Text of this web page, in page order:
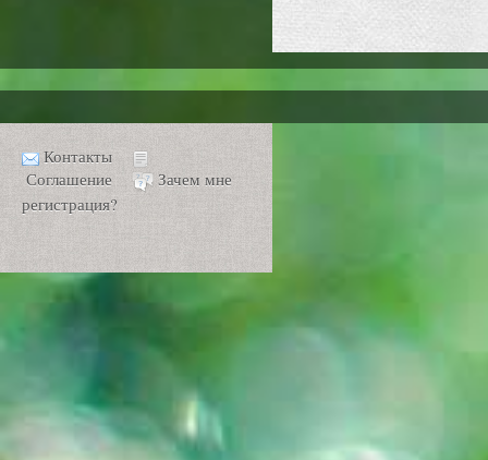
Контакты
Соглашение
Зачем мне
регистрация?